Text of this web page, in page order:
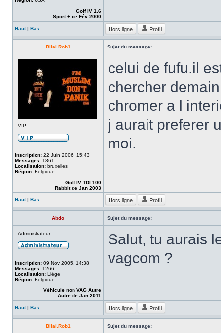
Golf IV 1.6
Sport + de Fév 2000
Haut| Bas Hors ligne Profil
Bilal.Rob1 Sujet du message:
VIP
Inscription: 22 Juin 2006, 15:43
Messages: 1861
Localisation: bruxelles
Région: Belgique
Golf IV TDI 100
Rabbit de Jan 2003
celui de fufu.il
chercher
chromer a l
j aurait preferer
moi.
Haut| Bas Hors ligne Profil
Abdo Sujet du message:
Administrateur
Inscription: 09 Nov 2005, 14:38
Messages: 1266
Localisation: Liège
Région: Belgique
Véhicule non VAG Autre
Autre de Jan 2011
Salut, tu aurais
vagcom ?
Haut| Bas Hors ligne Profil
Bilal.Rob1 Sujet du message: